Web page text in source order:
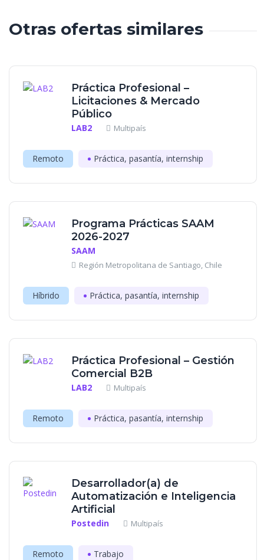
Otras ofertas similares
Práctica Profesional –
Licitaciones & Mercado
Público
LAB2 Multipaís
Remoto Práctica, pasantía, internship
Programa Prácticas SAAM
2026-2027
SAAM
Región Metropolitana de Santiago, Chile
Híbrido Práctica, pasantía, internship
Práctica Profesional – Gestión
Comercial B2B
LAB2 Multipaís
Remoto Práctica, pasantía, internship
Desarrollador(a) de
Automatización e Inteligencia
Artificial
Postedin Multipaís
Remoto Trabajo